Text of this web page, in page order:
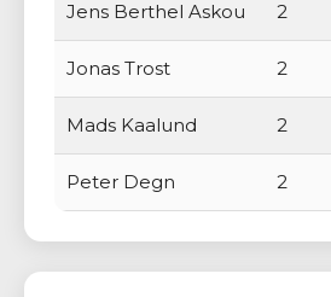
Jens Berthel Askou 2
Jonas Trost 2
Mads Kaalund 2
Peter Degn 2